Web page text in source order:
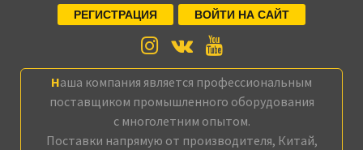
РЕГИСТРАЦИЯ ВОЙТИ НА САЙТ
Наша компания является профессиональным
поставщиком промышленного оборудования
с многолетним опытом.
Поставки напрямую от производителя, Китай,